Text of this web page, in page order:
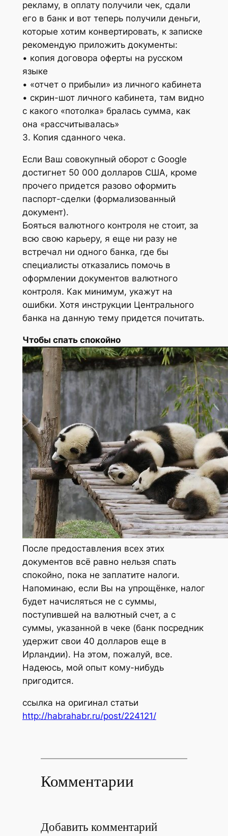
рекламу, в оплату получили чек, сдали
его в банк и вот теперь получили деньги,
которые хотим конвертировать, к записке
рекомендую приложить документы:
• копия договора оферты на русском
языке
• «отчет о прибыли» из личного кабинета
• скрин-шот личного кабинета, там видно
с какого «потолка» бралась сумма, как
она «рассчитывалась»
3. Копия сданного чека.
Если Ваш совокупный оборот с Google
достигнет 50 000 долларов США, кроме
прочего придется разово оформить
паспорт-сделки (формализованный
документ).
Бояться валютного контроля не стоит, за
всю свою карьеру, я еще ни разу не
встречал ни одного банка, где бы
специалисты отказались помочь в
оформлении документов валютного
контроля. Как минимум, укажут на
ошибки. Хотя инструкции Центрального
банка на данную тему придется почитать.
Чтобы спать спокойно
После предоставления всех этих
документов всё равно нельзя спать
спокойно, пока не заплатите налоги.
Напоминаю, если Вы на упрощёнке, налог
будет начисляться не с суммы,
поступившей на валютный счет, а с
суммы, указанной в чеке (банк посредник
удержит свои 40 долларов еще в
Ирландии). На этом, пожалуй, все.
Надеюсь, мой опыт кому-нибудь
пригодится.
ссылка на оригинал статьи
http://habrahabr.ru/post/224121/
Комментарии
Добавить комментарий